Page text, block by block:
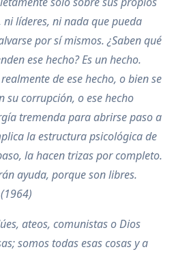
ni líderes, ni nada que pueda
por sí mismos. ¿Saben qué
ese hecho? Es un hecho.
de ese hecho, o bien se
su corrupción, o ese hecho
tremenda para abrirse paso a
la estructura psicológica de
la hacen trizas por completo.
ayuda, porque son libres.
ateos, comunistas o Dios
somos todas esas cosas y a